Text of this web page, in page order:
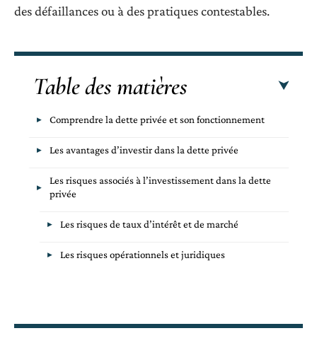
des défaillances ou à des pratiques contestables.
Table des matières
Comprendre la dette privée et son fonctionnement
Les avantages d’investir dans la dette privée
Les risques associés à l’investissement dans la dette
privée
Les risques de taux d’intérêt et de marché
Les risques opérationnels et juridiques